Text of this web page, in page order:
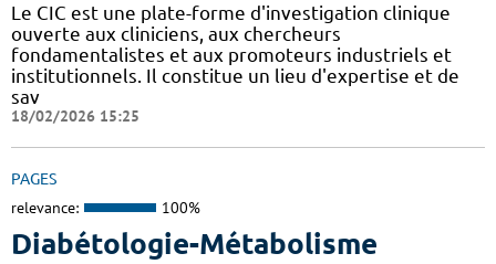
Le CIC est une plate-forme d'investigation clinique
ouverte aux cliniciens, aux chercheurs
fondamentalistes et aux promoteurs industriels et
institutionnels. Il constitue un lieu d'expertise et de
sav
18/02/2026 15:25
PAGES
relevance: 100%
Diabétologie-Métabolisme